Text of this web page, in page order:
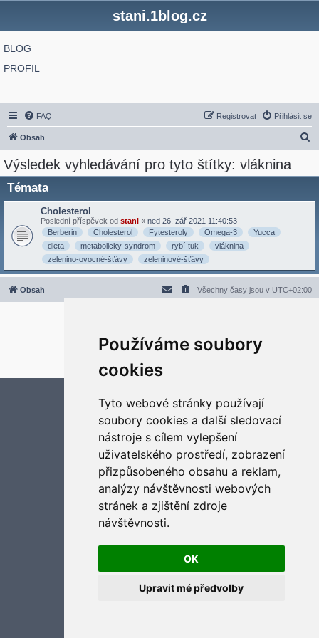
Používáme soubory
cookies
Tyto webové stránky používají
soubory cookies a další sledovací
nástroje s cílem vylepšení
uživatelského prostředí, zobrazení
přizpůsobeného obsahu a reklam,
analýzy návštěvnosti webových
stránek a zjištění zdroje
návštěvnosti.
OK
Upravit mé předvolby
stani.1blog.cz
BLOG
PROFIL
FAQ Přihlásit se
Registrovat
Obsah
Výsledek vyhledávání pro tyto štítky: vláknina
Témata
Cholesterol
Poslední příspěvek od stani « ned 26. zář 2021 11:40:53
Berberin
Cholesterol Fytesteroly Omega-3
Yucca
dieta
metabolicky-syndrom rybí-tuk
vláknina
zelenino-ovocné-šťávy
zeleninové-šťávy
Obsah Všechny časy jsou v UTC+02:00
Český překlad –
Soukromí
Aktualizujte předvolby souborů cookies